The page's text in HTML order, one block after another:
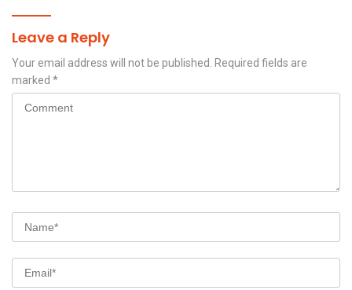
Warga
Leave a Reply
Your email address will not be published.
Required fields are
marked *